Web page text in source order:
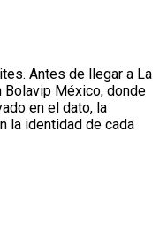
Antes de llegar a La
Bolavip México, donde
en el dato, la
la identidad de cada